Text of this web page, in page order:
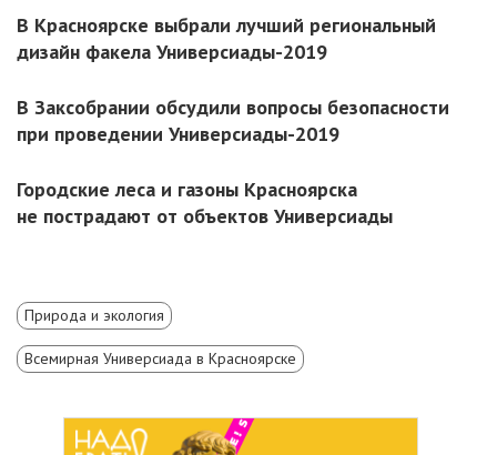
В Красноярске выбрали лучший региональный
дизайн факела Универсиады-2019
В Заксобрании обсудили вопросы безопасности
при проведении Универсиады-2019
Городские леса и газоны Красноярска
не пострадают от объектов Универсиады
Природа и экология
Всемирная Универсиада в Красноярске